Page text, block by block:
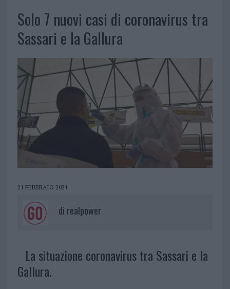
Solo 7 nuovi casi di coronavirus tra
Sassari e la Gallura
21 FEBBRAIO 2021
di realpower
La situazione coronavirus tra Sassari e la
Gallura.